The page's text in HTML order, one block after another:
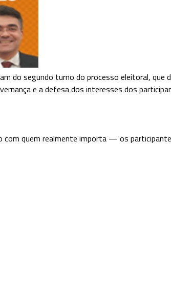
do segundo turno do processo eleitoral, que
e a defesa dos interesses dos
com quem realmente importa — os